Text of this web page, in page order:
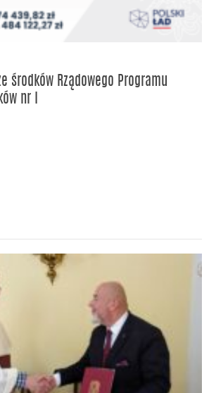
środków Rządowego Programu
nr I